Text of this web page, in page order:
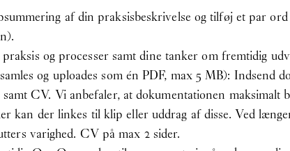
af din praksisbeskrivelse og tilføj et par
og processer samt dine tanker om fremtidig
og uploades som én PDF, max 5 MB): Indsend
CV. Vi anbefaler, at dokumentationen maksimalt
kan der linkes til klip eller uddrag af disse. Ved
varighed. CV på max 2 sider.